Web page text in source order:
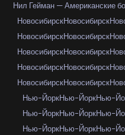
Нил Гейман — Американские
НовосибирскНовосибирск
НовосибирскНовосибирск
НовосибирскНовосибирск
НовосибирскНовосибирск
НовосибирскНовосибирск
Нью-ЙоркНью-ЙоркНью-
Нью-ЙоркНью-ЙоркНью-
Нью-ЙоркНью-ЙоркНью-